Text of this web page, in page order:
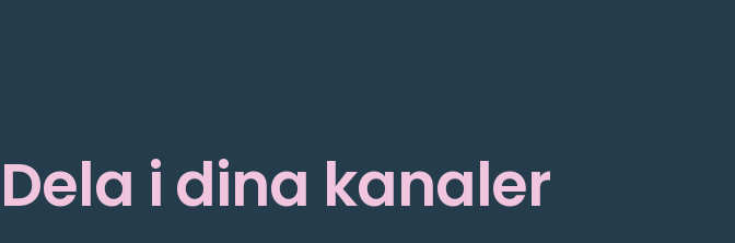
Dela i dina kanaler